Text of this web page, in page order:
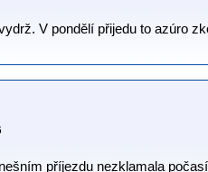
V pondělí přijedu to azúro
příjezdu nezklamala